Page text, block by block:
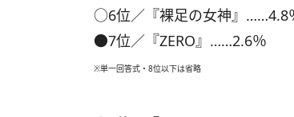
○6位／『裸足の女神』……4.8
●7位／『ZERO』……2.6％
※単一回答式・8位以下は省略